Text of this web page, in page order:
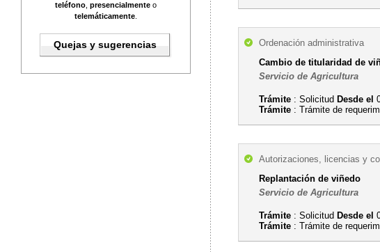
Ordenación administrativa
Cambio de titularidad de
Servicio de Agricultura
Trámite : Solicitud Desde el
Trámite : Trámite de
Autorizaciones, licencias y
Replantación de viñedo
Servicio de Agricultura
Trámite : Solicitud Desde el
Trámite : Trámite de
teléfono, presencialmenteo
telemáticamente.
Quejas y sugerencias